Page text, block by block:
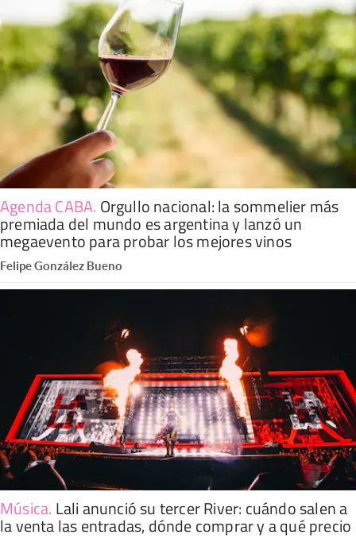
Agenda CABA. Orgullo nacional: la sommelier más
premiada del mundo es argentina y lanzó un
megaevento para probar los mejores vinos
Felipe González Bueno
Música. Lali anunció su tercer River: cuándo salen a
la venta las entradas, dónde comprar y a qué precio